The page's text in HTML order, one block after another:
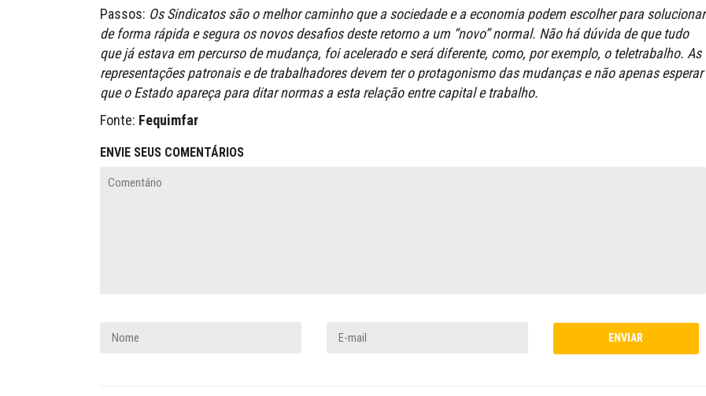
Passos: Os Sindicatos são o melhor caminho que a sociedade e a economia podem escolher para solucionar
de forma rápida e segura os novos desafios deste retorno a um “novo” normal. Não há dúvida de que tudo
que já estava em percurso de mudança, foi acelerado e será diferente, como, por exemplo, o teletrabalho. As
representações patronais e de trabalhadores devem ter o protagonismo das mudanças e não apenas esperar
que o Estado apareça para ditar normas a esta relação entre capital e trabalho.
Fonte: Fequimfar
ENVIE SEUS COMENTÁRIOS